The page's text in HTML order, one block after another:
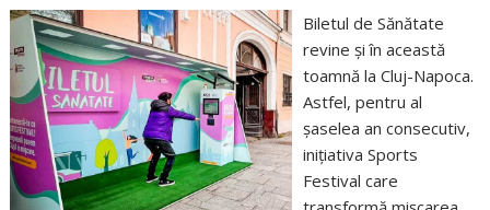
Biletul de Sănătate
revine și în această
toamnă la Cluj-Napoca.
Astfel, pentru al
șaselea an consecutiv,
inițiativa Sports
Festival care